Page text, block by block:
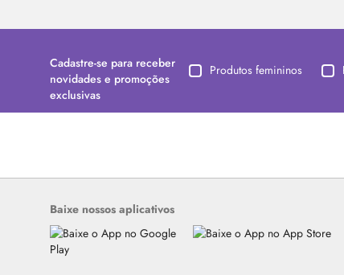
Cadastre-se para receber
novidades e promoções
exclusivas
Produtos femininos
Baixe nossos aplicativos